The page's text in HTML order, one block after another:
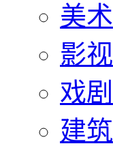
美术
影视
戏剧
建筑